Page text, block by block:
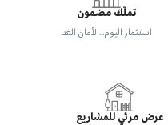
تملّك مضمون
استثمار اليوم… لأمان الغد.
عرض مرئي للمشاريع